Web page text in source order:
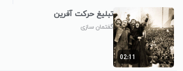
02:11
تبلیغ حرکت آفرین
گفتمان سازی